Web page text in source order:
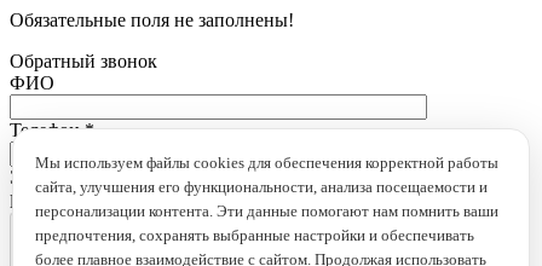
Мы используем файлы cookies для обеспечения корректной работы
сайта, улучшения его функциональности, анализа посещаемости и
персонализации контента. Эти данные помогают нам помнить ваши
предпочтения, сохранять выбранные настройки и обеспечивать
более плавное взаимодействие с сайтом. Продолжая использовать
Обязательные поля не заполнены!
Обратный звонок
ФИО
Телефон*
Это поле обязательно для заполнения
loading...